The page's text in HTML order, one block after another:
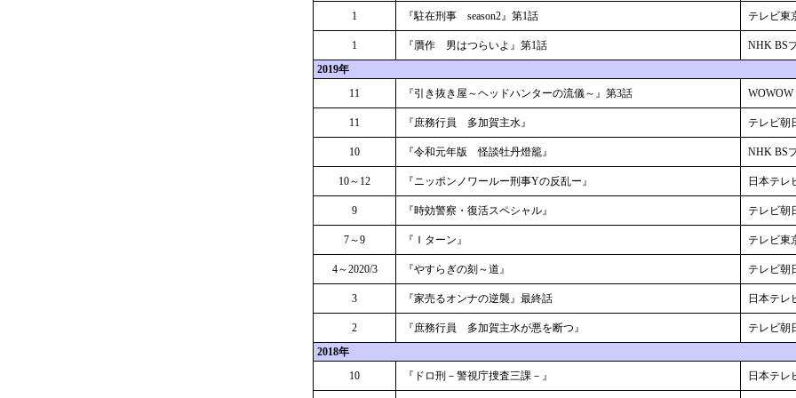
1 『駐在刑事 season2』第1話 テレビ東
1 『贋作 男はつらいよ』第1話
NHK BS
2019年
11
『引き抜き屋～ヘッドハンターの流儀～』第3話 WOWOW
11 『庶務行員 多加賀主水』 テレビ朝
10 『令和元年版 怪談牡丹燈籠』 NHK BS
10～12 『ニッポンノワールー刑事Yの反乱ー』 日本テレ
9 『時効警察・復活スペシャル』 テレビ朝
7～9 『Ｉターン』 テレビ東
4～2020/3 『やすらぎの刻～道』 テレビ朝
3 『家売るオンナの逆襲』最終話 日本テレ
2 『庶務行員 多加賀主水が悪を断つ』
テレビ朝
2018年
10
『ドロ刑－警視庁捜査三課－』 日本テレ